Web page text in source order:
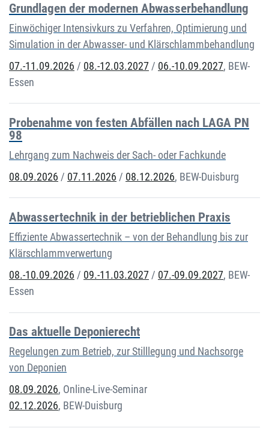
Grundlagen der modernen Abwasserbehandlung
Einwöchiger Intensivkurs zu Verfahren, Optimierung und
Simulation in der Abwasser- und Klärschlammbehandlung
07.-11.09.2026 / 08.-12.03.2027 / 06.-10.09.2027, BEW-
Essen
Probenahme von festen Abfällen nach LAGA PN
98
Lehrgang zum Nachweis der Sach- oder Fachkunde
08.09.2026 / 07.11.2026 / 08.12.2026, BEW-Duisburg
Abwassertechnik in der betrieblichen Praxis
Effiziente Abwassertechnik – von der Behandlung bis zur
Klärschlammverwertung
08.-10.09.2026 / 09.-11.03.2027 / 07.-09.09.2027, BEW-
Essen
Das aktuelle Deponierecht
Regelungen zum Betrieb, zur Stilllegung und Nachsorge
von Deponien
08.09.2026, Online-Live-Seminar
02.12.2026, BEW-Duisburg